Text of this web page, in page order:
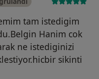
tam istedigim
Hanim cok
ne istediginizi
sikinti